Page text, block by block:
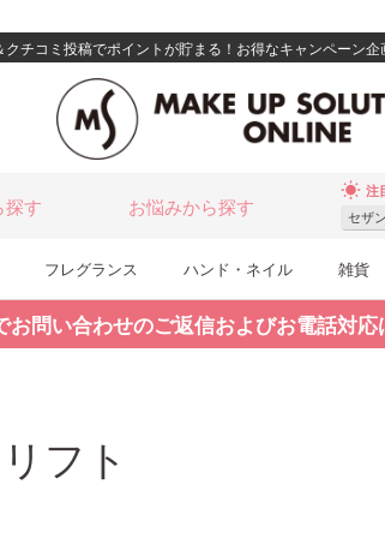
チコミ投稿でポイントが貯まる！お得なキャンペーン企
探す お悩みから探す
wb_sunny 注
セザ
フレグランス ハンド・ネイル 雑貨
問い合わせのご返信およびお電話対
フト